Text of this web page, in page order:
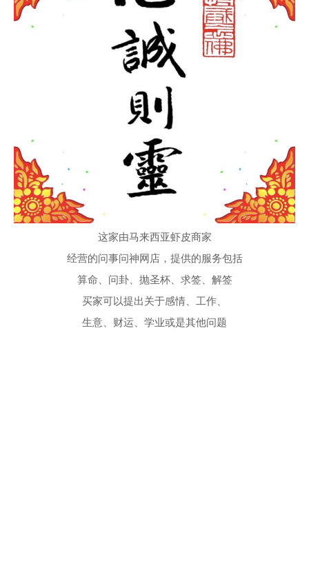
这家由马来西亚虾皮商家
经营的问事问神网店，提供的服务包括
算命、问卦、抛圣杯、求签、解签
买家可以提出关于感情、工作、
生意、财运、学业或是其他问题